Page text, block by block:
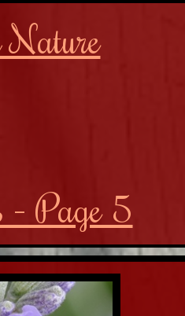
- Page 5